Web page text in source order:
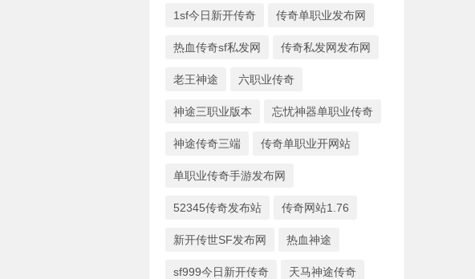
1sf今日新开传奇 传奇单职业发布网
热血传奇sf私发网 传奇私发网发布网
老王神途 六职业传奇
神途三职业版本 忘忧神器单职业传奇
神途传奇三端 传奇单职业开网站
单职业传奇手游发布网
52345传奇发布站 传奇网站1.76
新开传世SF发布网 热血神途
sf999今日新开传奇 天马神途传奇